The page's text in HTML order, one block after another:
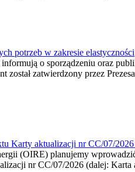
potrzeb w zakresie elastyczności
o sporządzeniu oraz
został zatwierdzony przez
Karty aktualizacji nr CC/07/
(OIRE) planujemy
nr CC/07/2026 (dalej: